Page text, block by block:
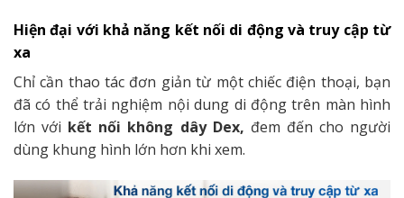
Hiện đại với khả năng kết nối di động và truy cập từ
xa
Chỉ cần thao tác đơn giản từ một chiếc điện thoại, bạn
đã có thể trải nghiệm nội dung di động trên màn hình
lớn với kết nối không dây Dex, đem đến cho người
dùng khung hình lớn hơn khi xem.